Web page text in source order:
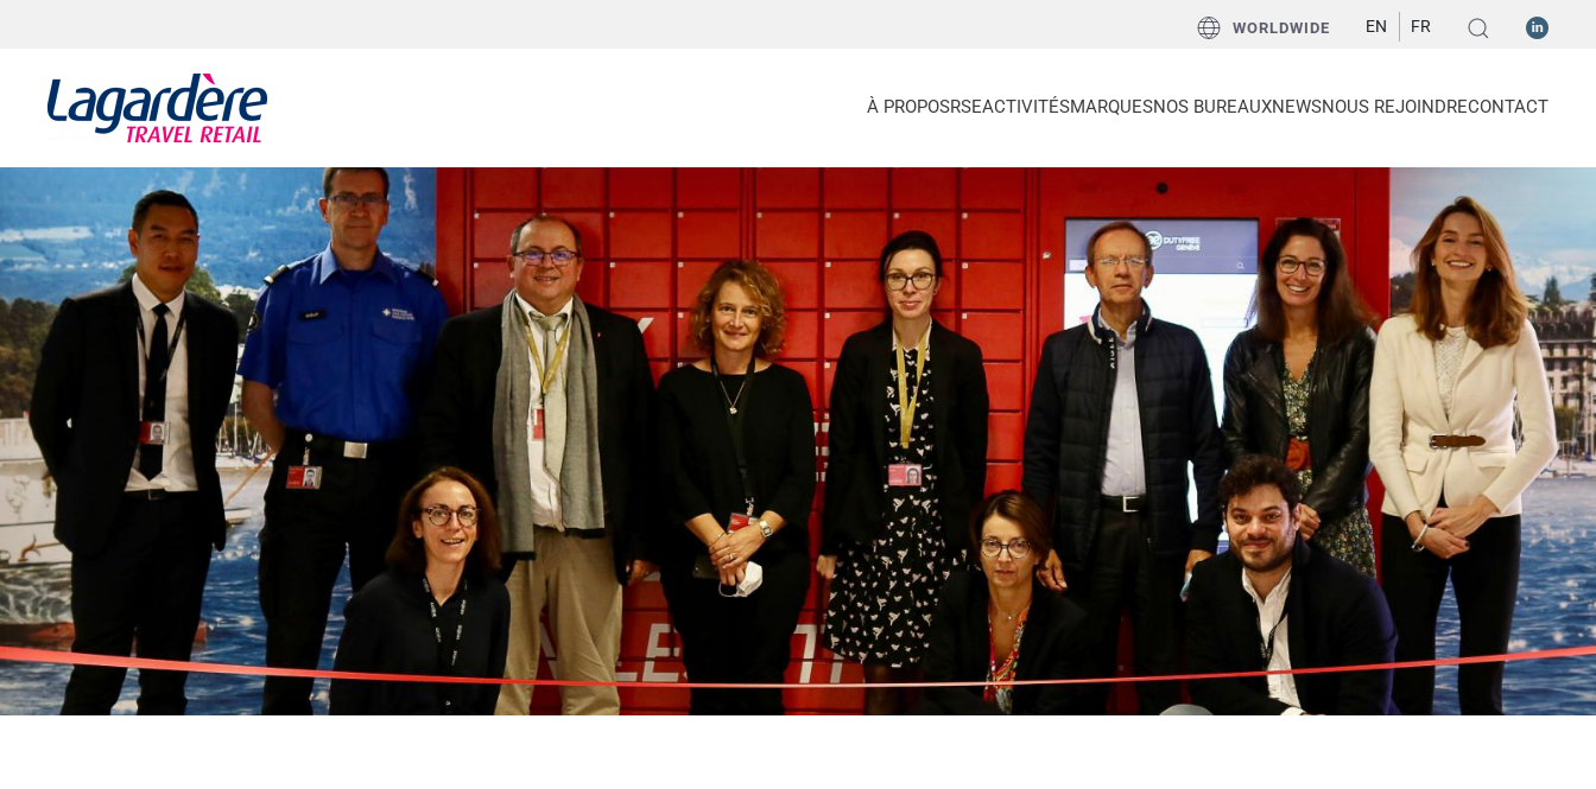
Aller au pied de page
WORLDWIDE EN FR
À PROPOSRSEACTIVITÉSMARQUESNOS BUREAUXNEWSNOUS REJOINDRECONTACT